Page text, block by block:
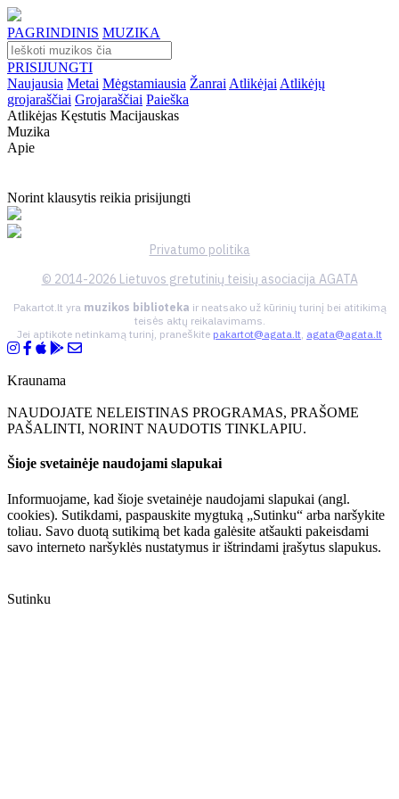
PAGRINDINIS MUZIKA
PRISIJUNGTI
Naujausia Metai Mėgstamiausia Žanrai Atlikėjai Atlikėjų
grojaraščiai Grojaraščiai Paieška
Atlikėjas Kęstutis Macijauskas
Muzika
Apie
Norint klausytis reikia prisijungti
Privatumo politika
© 2014-2026 Lietuvos gretutinių teisių asociacija AGATA
Pakartot.lt yra muzikos biblioteka ir neatsako už kūrinių turinį bei atitikimą
teisės aktų reikalavimams.
Jei aptikote netinkamą turinį, praneškite pakartot@agata.lt, agata@agata.lt
Kraunama
NAUDOJATE NELEISTINAS PROGRAMAS, PRAŠOME
PAŠALINTI, NORINT NAUDOTIS TINKLAPIU.
Šioje svetainėje naudojami slapukai
Informuojame, kad šioje svetainėje naudojami slapukai (angl.
cookies). Sutikdami, paspauskite mygtuką „Sutinku“ arba naršykite
toliau. Savo duotą sutikimą bet kada galėsite atšaukti pakeisdami
savo interneto naršyklės nustatymus ir ištrindami įrašytus slapukus.
Sutinku